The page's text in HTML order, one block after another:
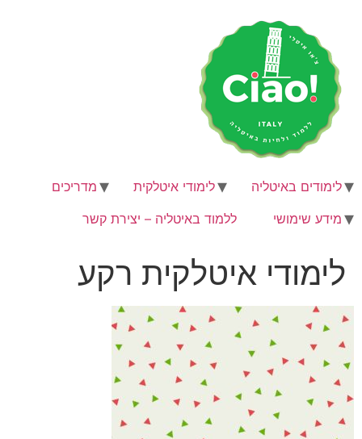
לימודים באיטליה לימודי איטלקית
מדריכים
מידע שימושי
ללמוד באיטליה – יצירת קשר
לימודי איטלקית רקע